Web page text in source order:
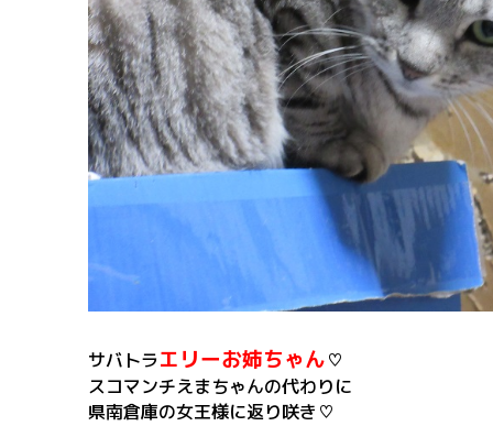
サバトラエリーお姉ちゃん♡
スコマンチえまちゃんの代わりに
県南倉庫の女王様に返り咲き♡